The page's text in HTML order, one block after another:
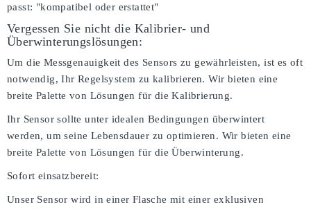
passt: "kompatibel oder erstattet"
Vergessen Sie nicht die Kalibrier- und
Überwinterungslösungen:
Um die Messgenauigkeit des Sensors zu gewährleisten, ist es oft
notwendig, Ihr Regelsystem zu kalibrieren. Wir bieten eine
breite Palette von Lösungen für die Kalibrierung.
Ihr Sensor sollte unter idealen Bedingungen überwintert
werden, um seine Lebensdauer zu optimieren. Wir bieten eine
breite Palette von Lösungen für die Überwinterung.
Sofort einsatzbereit:
Unser Sensor wird in einer Flasche mit einer exklusiven